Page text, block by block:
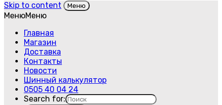
Skip to content Меню
МенюМеню
Главная
Магазин
Доставка
Контакты
Новости
Шинный калькулятор
0505 40 04 24
Search for: